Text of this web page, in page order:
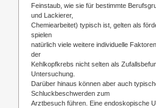
Feinstaub, wie sie für bestimmte
und Lackierer,
Chemiearbeitet) typisch ist, gelten als
spielen
natürlich viele weitere individuelle
der
Kehlkopfkrebs nicht selten als
Untersuchung.
Darüber hinaus können aber auch
Schluckbeschwerden zum
Arztbesuch führen. Eine endoskopische